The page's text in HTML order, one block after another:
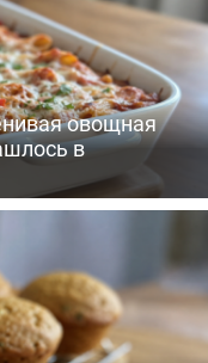
овощная
в